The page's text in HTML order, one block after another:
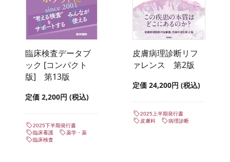
臨床検査データブ
ック [コンパクト
版] 第13版
定価 2,200円 (税込)
2025下半期発行書
臨床看護
薬学・薬
臨床検査
皮膚病理診断リフ
ァレンス 第2版
定価 24,200円 (税込)
2025上半期発行書
皮膚科
病理診断